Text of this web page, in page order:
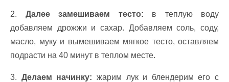
2‍. Далее замешиваем тесто: в теплую воду
добавляем дрожжи и сахар. Добавляем соль, соду,
масло, муку и вымешиваем мягкое тесто, оставляем
подрасти на 40 минут в теплом месте.
3. Делаем начинку: жарим лук и блендерим его с